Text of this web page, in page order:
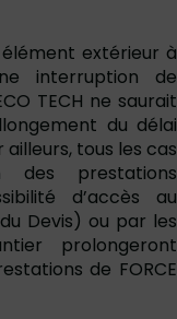
extérieur à
interruption de
TECH ne saurait
du délai
tous les cas
des prestations
d’accès au
Devis) ou par les
prolongeront
de FORCE